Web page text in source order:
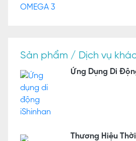
Sản phẩm / Dịch vụ
Ứng Dụng Di
Thương Hiệu